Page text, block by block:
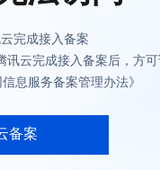
完成接入备案
讯云完成接入备案后，方
息服务备案管理办法》
备案